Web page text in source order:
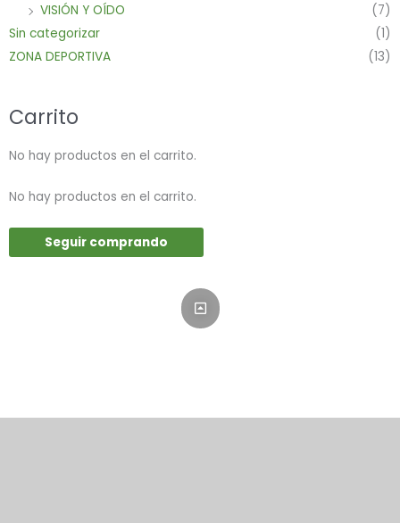
VISIÓN Y OÍDO
(7)
Sin categorizar
(1)
ZONA DEPORTIVA
(13)
Carrito
No hay productos en el carrito.
No hay productos en el carrito.
Seguir comprando